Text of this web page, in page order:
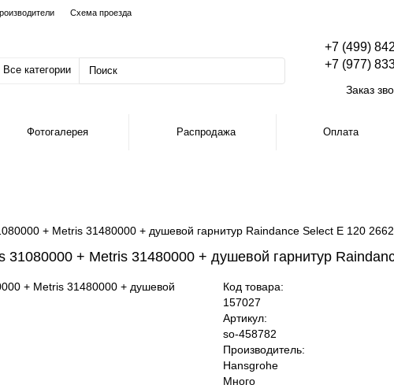
Схема проезда
Все категории
+7 (499)
+7 (977)
Заказ
Фотогалерея Распродажа Оплата
+ Metris 31480000 + душевой гарнитур Raindance Select E 120
+ Metris 31480000 + душевой гарнитур
Код товара:
157027
Артикул:
so-458782
Производитель:
Hansgrohe
Много